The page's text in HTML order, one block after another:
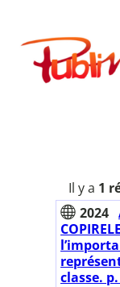
contenu
Publimath
Il y a 1
2024
classe.